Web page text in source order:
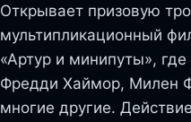
Открывает призовую
мультипликационный
«Артур и минипуты»,
Фредди Хаймор, Милен
многие другие.